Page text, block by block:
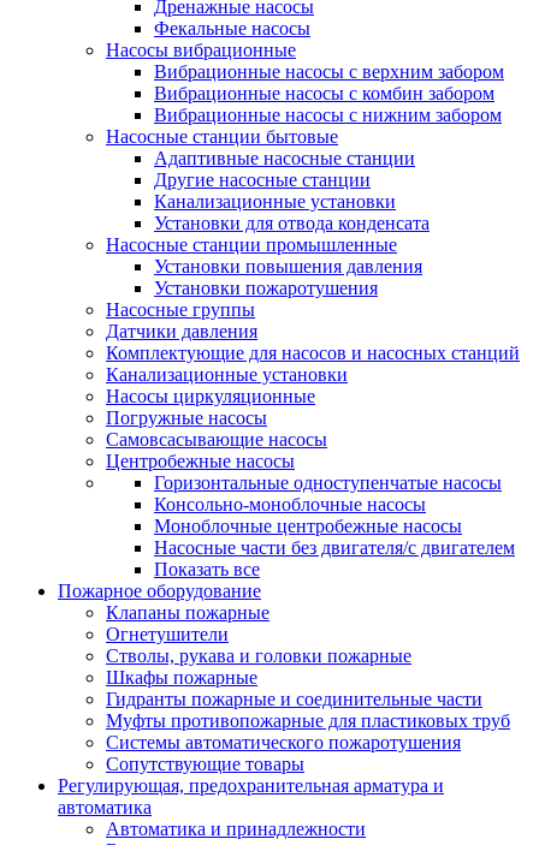
Дренажные насосы
Фекальные насосы
Насосы вибрационные
Вибрационные насосы с верхним забором
Вибрационные насосы с комбин забором
Вибрационные насосы с нижним забором
Насосные станции бытовые
Адаптивные насосные станции
Другие насосные станции
Канализационные установки
Установки для отвода конденсата
Насосные станции промышленные
Установки повышения давления
Установки пожаротушения
Насосные группы
Датчики давления
Комплектующие для насосов и насосных станций
Канализационные установки
Насосы циркуляционные
Погружные насосы
Самовсасывающие насосы
Центробежные насосы
Горизонтальные одноступенчатые насосы
Консольно-моноблочные насосы
Моноблочные центробежные насосы
Насосные части без двигателя/с двигателем
Показать все
Пожарное оборудование
Клапаны пожарные
Огнетушители
Стволы, рукава и головки пожарные
Шкафы пожарные
Гидранты пожарные и соединительные части
Муфты противопожарные для пластиковых труб
Системы автоматического пожаротушения
Сопутствующие товары
Регулирующая, предохранительная арматура и
автоматика
Автоматика и принадлежности